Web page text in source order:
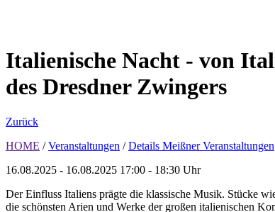
Italienische Nacht - von
des Dresdner Zwingers
Zurück
HOME / Veranstaltungen / Details Meißner Veranstaltungen
16.08.2025 - 16.08.2025 17:00 - 18:30 Uhr
Der Einfluss Italiens prägte die klassische Musik. Stücke
die schönsten Arien und Werke der großen italienischen